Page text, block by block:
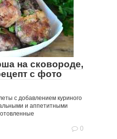
на сковороде,
с фото
с добавлением куриного
и аппетитными
0